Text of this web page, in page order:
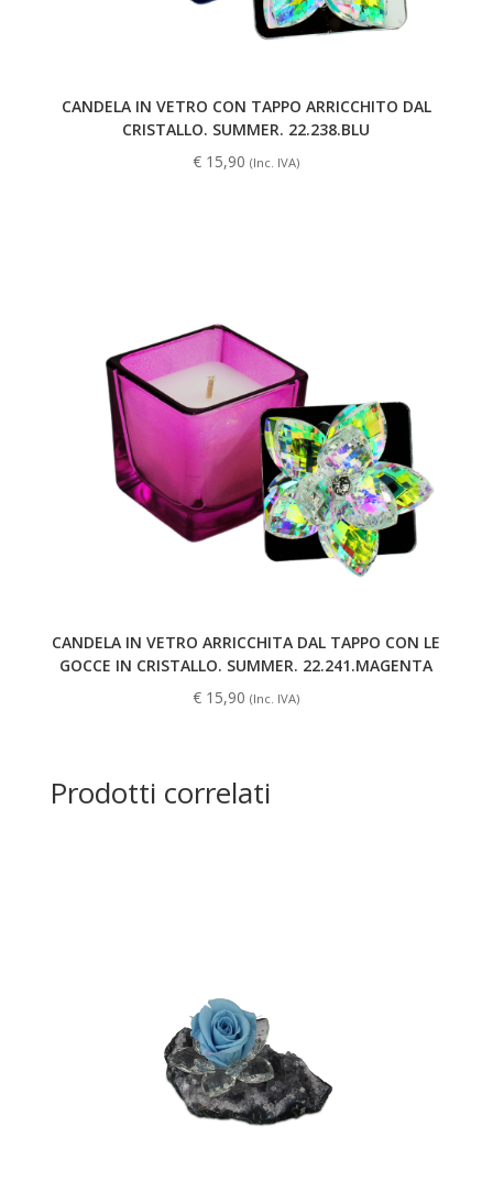
CANDELA IN VETRO CON TAPPO ARRICCHITO DAL
CRISTALLO. SUMMER. 22.238.BLU
€ 15,90 (Inc. IVA)
CANDELA IN VETRO ARRICCHITA DAL TAPPO CON LE
GOCCE IN CRISTALLO. SUMMER. 22.241.MAGENTA
€ 15,90 (Inc. IVA)
Prodotti correlati